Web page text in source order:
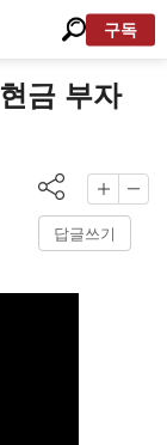
구독
금 부자
답글쓰기